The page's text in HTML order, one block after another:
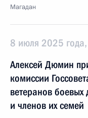
Магадан
8 июля 2025 года,
Алексей Дюмин
комиссии
ветеранов боевых
и членов их семей